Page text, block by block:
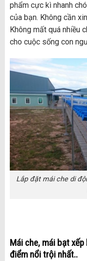
phẩm cực kì nhanh
của bạn. Không cần
Không mất quá nhiều
cho cuộc sống con
Lắp đặt mái che di
Mái che, mái bạt
điểm nổi trội nhất..